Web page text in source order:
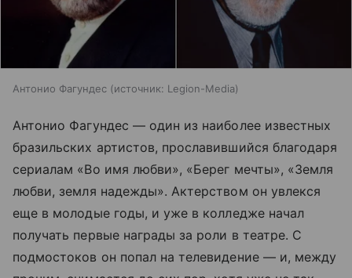
Антонио Фагундес источник: Legion-Media
Антонио Фагундес — один из наиболее известных
бразильских артистов, прославившийся благодаря
сериалам «Во имя любви», «Берег мечты», «Земля
любви, земля надежды». Актерством он увлекся
еще в молодые годы, и уже в колледже начал
получать первые награды за роли в театре. С
подмостоков он попал на телевидение — и, между